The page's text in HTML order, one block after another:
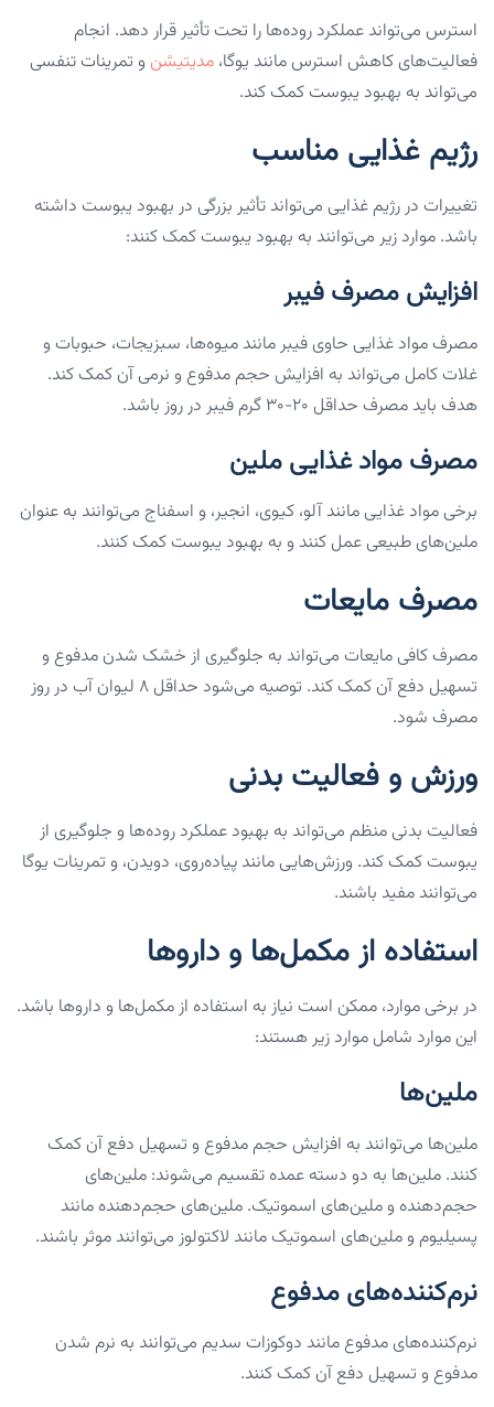
استرس می‌تواند عملکرد روده‌ها را تحت تأثیر قرار دهد. انجام
فعالیت‌های کاهش استرس مانند یوگا، مدیتیشن و تمرینات تنفسی
می‌تواند به بهبود یبوست کمک کند.
رژیم غذایی مناسب
تغییرات در رژیم غذایی می‌تواند تأثیر بزرگی در بهبود یبوست داشته
باشد. موارد زیر می‌توانند به بهبود یبوست کمک کنند:
افزایش مصرف فیبر
مصرف مواد غذایی حاوی فیبر مانند میوه‌ها، سبزیجات، حبوبات و
غلات کامل می‌تواند به افزایش حجم مدفوع و نرمی آن کمک کند.
هدف باید مصرف حداقل ۲۰-۳۰ گرم فیبر در روز باشد.
مصرف مواد غذایی ملین
برخی مواد غذایی مانند آلو، کیوی، انجیر، و اسفناج می‌توانند به عنوان
ملین‌های طبیعی عمل کنند و به بهبود یبوست کمک کنند.
مصرف مایعات
مصرف کافی مایعات می‌تواند به جلوگیری از خشک شدن مدفوع و
تسهیل دفع آن کمک کند. توصیه می‌شود حداقل ۸ لیوان آب در روز
مصرف شود.
ورزش و فعالیت بدنی
فعالیت بدنی منظم می‌تواند به بهبود عملکرد روده‌ها و جلوگیری از
یبوست کمک کند. ورزش‌هایی مانند پیاده‌روی، دویدن، و تمرینات یوگا
می‌توانند مفید باشند.
استفاده از مکمل‌ها و داروها
در برخی موارد، ممکن است نیاز به استفاده از مکمل‌ها و داروها باشد.
این موارد شامل موارد زیر هستند:
ملین‌ها
ملین‌ها می‌توانند به افزایش حجم مدفوع و تسهیل دفع آن کمک
کنند. ملین‌ها به دو دسته عمده تقسیم می‌شوند: ملین‌های
حجم‌دهنده و ملین‌های اسموتیک. ملین‌های حجم‌دهنده مانند
پسیلیوم و ملین‌های اسموتیک مانند لاکتولوز می‌توانند موثر باشند.
نرم‌کننده‌های مدفوع
نرم‌کننده‌های مدفوع مانند دوکوزات سدیم می‌توانند به نرم شدن
مدفوع و تسهیل دفع آن کمک کنند.